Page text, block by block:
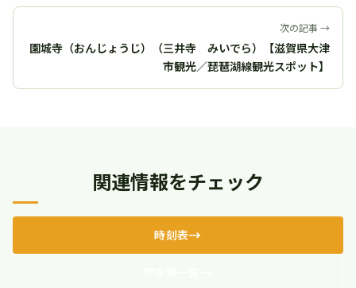
次の記事 →
園城寺（おんじょうじ）（三井寺 みいでら）【滋賀県大津
市観光／琵琶湖線観光スポット】
関連情報をチェック
時刻表